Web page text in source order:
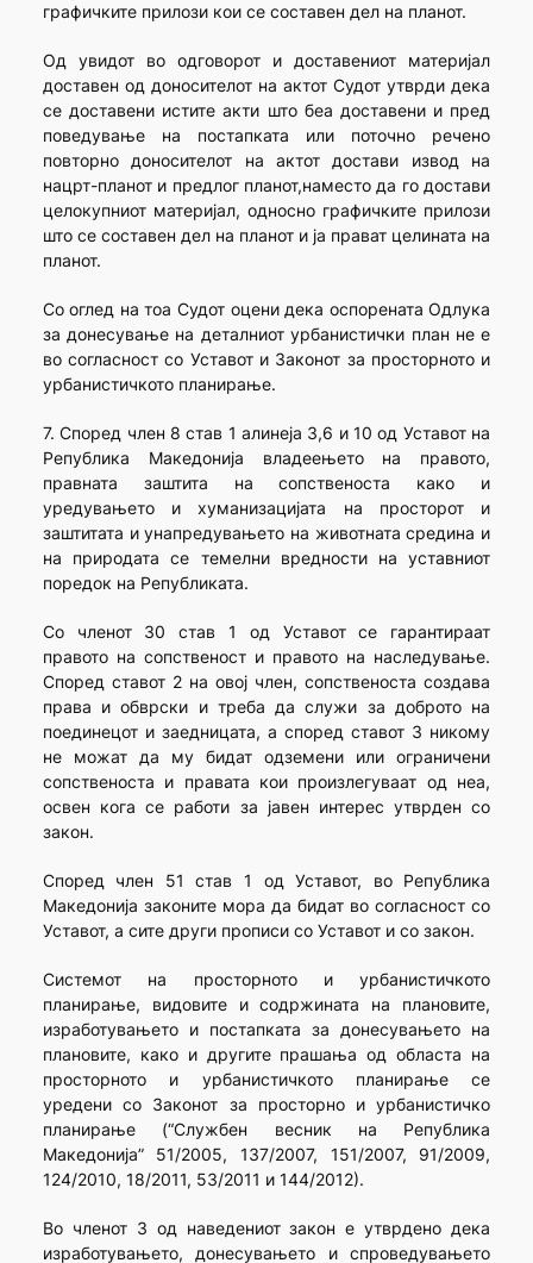
графичките прилози кои се составен дел на планот.
Од увидот во одговорот и доставениот материјал
доставен од доносителот на актот Судот утврди дека
се доставени истите акти што беа доставени и пред
поведување на постапката или поточно речено
повторно доносителот на актот достави извод на
нацрт-планот и предлог планот,наместо да го достави
целокупниот материјал, односно графичките прилози
што се составен дел на планот и ја прават целината на
планот.
Со оглед на тоа Судот оцени дека оспорената Одлука
за донесување на деталниот урбанистички план не е
во согласност со Уставот и Законот за просторното и
урбанистичкото планирање.
7. Според член 8 став 1 алинеја 3,6 и 10 од Уставот на
Република Македонија владеењето на правото,
правната заштита на сопственоста како и
уредувањето и хуманизацијата на просторот и
заштитата и унапредувањето на животната средина и
на природата се темелни вредности на уставниот
поредок на Републиката.
Со членот 30 став 1 од Уставот се гарантираат
правото на сопственост и правото на наследување.
Според ставот 2 на овој член, сопственоста создава
права и обврски и треба да служи за доброто на
поединецот и заедницата, а според ставот 3 никому
не можат да му бидат одземени или ограничени
сопственоста и правата кои произлегуваат од неа,
освен кога се работи за јавен интерес утврден со
закон.
Според член 51 став 1 од Уставот, во Република
Македонија законите мора да бидат во согласност со
Уставот, а сите други прописи со Уставот и со закон.
Системот на просторното и урбанистичкото
планирање, видовите и содржината на плановите,
изработувањето и постапката за донесувањето на
плановите, како и другите прашања од областа на
просторното и урбанистичкото планирање се
уредени со Законот за просторно и урбанистичко
планирање (“Службен весник на Република
Македонија” 51/2005, 137/2007, 151/2007, 91/2009,
124/2010, 18/2011, 53/2011 и 144/2012).
Во членот 3 од наведениот закон е утврдено дека
изработувањето, донесувањето и спроведувањето